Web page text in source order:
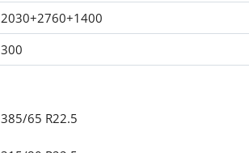
2030+2760+1400
300
385/65 R22.5